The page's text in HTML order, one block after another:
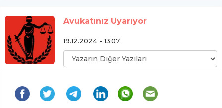
Avukatınız Uyarıyor
19.12.2024 - 13:07